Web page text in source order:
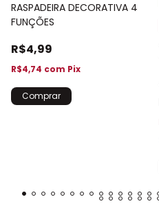
RASPADEIRA DECORATIVA 4
FUNÇÕES
R$4,99
R$4,74 com Pix